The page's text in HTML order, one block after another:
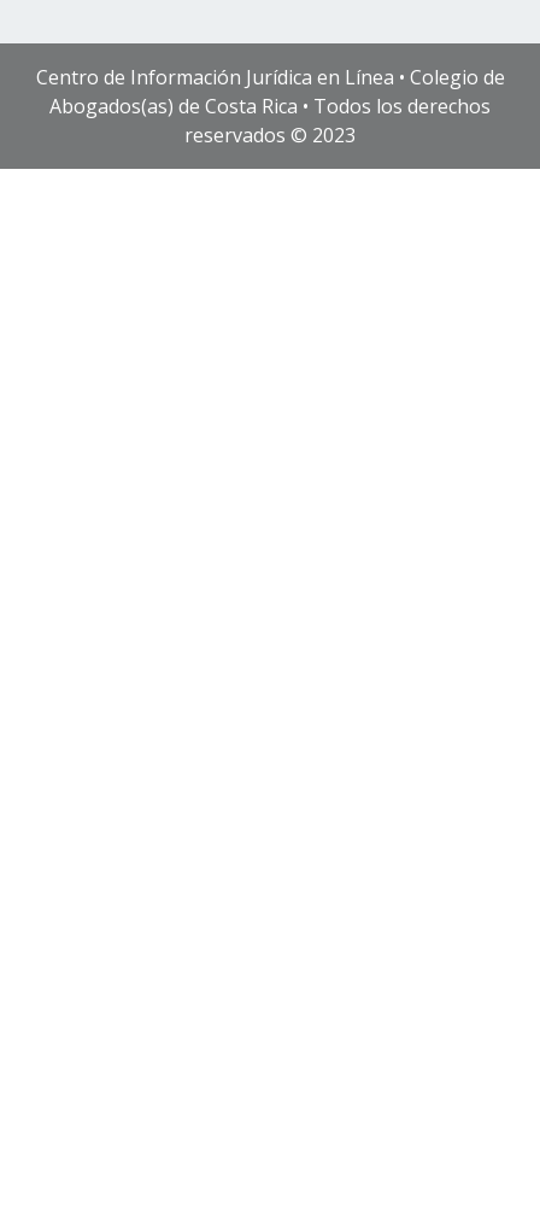
Centro de Información Jurídica en Línea • Colegio de
Abogados(as) de Costa Rica • Todos los derechos
reservados © 2023